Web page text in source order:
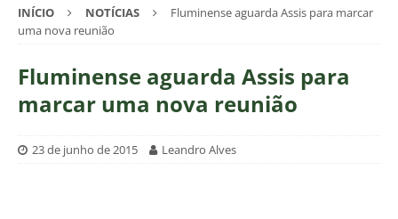
INÍCIO NOTÍCIAS
Fluminense aguarda Assis para marcar
uma nova reunião
Fluminense aguarda Assis para
marcar uma nova reunião
23 de junho de 2015 Leandro Alves